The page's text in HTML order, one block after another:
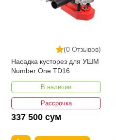
(0 Отзывов)
Насадка кусторез для УШМ
Number One TD16
В наличии
Рассрочка
337 500 сум